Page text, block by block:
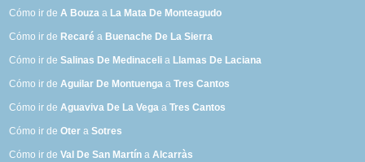
Cómo ir deA Bouza a La Mata De Monteagudo
Cómo ir de Recaré a Buenache De La Sierra
Cómo ir deSalinas De Medinaceli a Llamas De Laciana
Cómo ir deAguilar De Montuenga aTres Cantos
Cómo ir deAguaviva De La Vega aTres Cantos
Cómo ir deOter aSotres
Cómo ir deVal De San Martín aAlcarràs